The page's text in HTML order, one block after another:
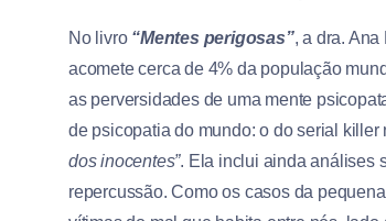
No livro “Mentes perigosas”, a dra.
acomete cerca de 4% da população
as perversidades de uma mente
de psicopatia do mundo: o do serial
dos inocentes”. Ela inclui ainda análises
repercussão. Como os casos da